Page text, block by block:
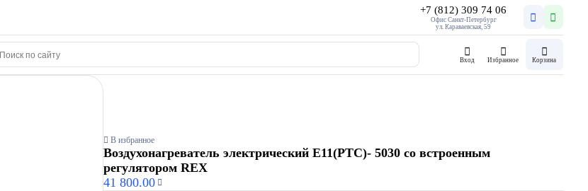
+7 (812) 309 74 06
Офис Санкт-Петербург
ул. Караваевская, 59
Вход Избранное Корзина
В избранное
Воздухонагреватель электрический E11(PTC)- 5030 со встроенным
регулятором REX
41 800.00